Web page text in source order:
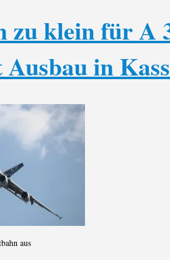
zu klein für A
in
aus